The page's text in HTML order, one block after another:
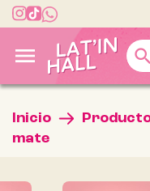
 search
Inicio
mate